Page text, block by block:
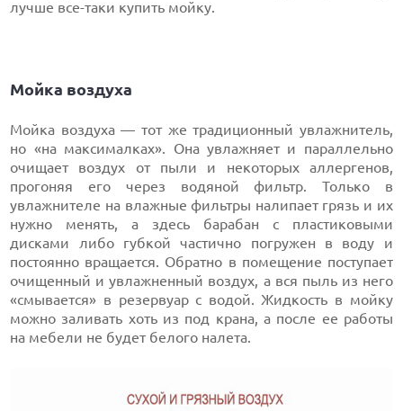
лучше все-таки купить мойку.
Мойка воздуха
Мойка воздуха — тот же традиционный увлажнитель,
но «на максималках». Она увлажняет и параллельно
очищает воздух от пыли и некоторых аллергенов,
прогоняя его через водяной фильтр. Только в
увлажнителе на влажные фильтры налипает грязь и их
нужно менять, а здесь барабан с пластиковыми
дисками либо губкой частично погружен в воду и
постоянно вращается. Обратно в помещение поступает
очищенный и увлажненный воздух, а вся пыль из него
«смывается» в резервуар с водой. Жидкость в мойку
можно заливать хоть из под крана, а после ее работы
на мебели не будет белого налета.